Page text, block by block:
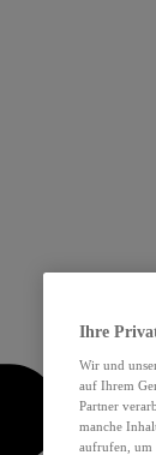
Ihre
Wir und
auf Ihrem
Partner
manche
aufrufen, um